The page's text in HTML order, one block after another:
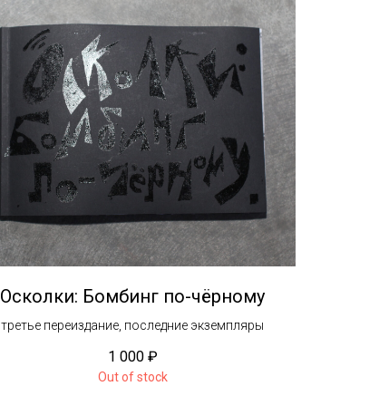
Осколки: Бомбинг по-чёрному
третье переиздание, последние экземпляры
1 000 ₽
Out of stock